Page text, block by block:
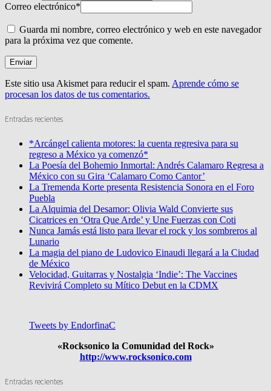
Correo electrónico*
Guarda mi nombre, correo electrónico y web en este navegador
para la próxima vez que comente.
Este sitio usa Akismet para reducir el spam. Aprende cómo se
procesan los datos de tus comentarios.
Entradas recientes
*Arcángel calienta motores: la cuenta regresiva para su
regreso a México ya comenzó*
La Poesía del Bohemio Inmortal: Andrés Calamaro Regresa a
México con su Gira ‘Calamaro Como Cantor’
La Tremenda Korte presenta Resistencia Sonora en el Foro
Puebla
La Alquimia del Desamor: Olivia Wald Convierte sus
Cicatrices en ‘Otra Que Arde’ y Une Fuerzas con Coti
Nunca Jamás está listo para llevar el rock y los sombreros al
Lunario
La magia del piano de Ludovico Einaudi llegará a la Ciudad
de México
Velocidad, Guitarras y Nostalgia ‘Indie’: The Vaccines
Revivirá Completo su Mítico Debut en la CDMX
Tweets by EndorfinaC
«Rocksonico la Comunidad del Rock»
http://www.rocksonico.com
Entradas recientes